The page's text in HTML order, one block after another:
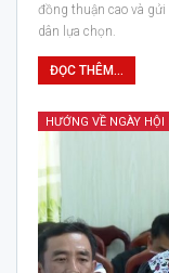
đồng thuận cao và
dân lựa chọn.
ĐỌC THÊM...